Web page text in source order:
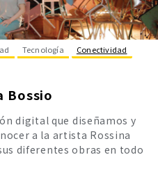
Tecnología Conectividad
Bossio
digital que diseñamos y
a la artista Rossina
diferentes obras en todo